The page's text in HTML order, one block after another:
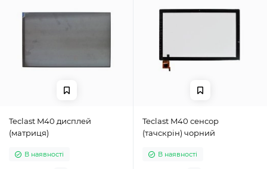
Teclast M40 дисплей
(матриця)
В наявності
Teclast M40 сенсор
(тачскрін) чорний
В наявності